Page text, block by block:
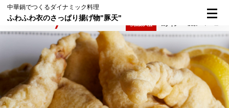
中華鍋でつくるダイナミック料理
ふわふわ衣のさっぱり揚げ物"豚天"